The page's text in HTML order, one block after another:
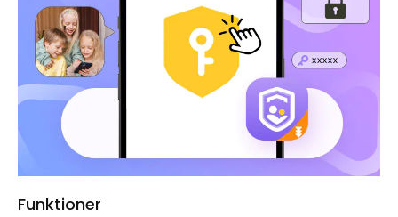
Funktioner